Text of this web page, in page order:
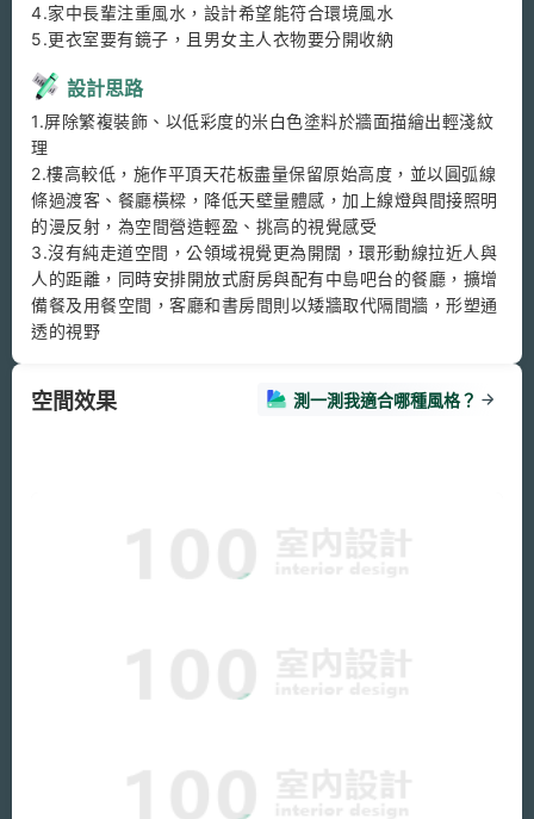
4.家中長輩注重風水，設計希望能符合環境風水
5.更衣室要有鏡子，且男女主人衣物要分開收納
設計思路
1.屏除繁複裝飾、以低彩度的米白色塗料於牆面描繪出輕淺紋
理
2.樓高較低，施作平頂天花板盡量保留原始高度，並以圓弧線
條過渡客、餐廳橫樑，降低天壁量體感，加上線燈與間接照明
的漫反射，為空間營造輕盈、挑高的視覺感受
3.沒有純走道空間，公領域視覺更為開闊，環形動線拉近人與
人的距離，同時安排開放式廚房與配有中島吧台的餐廳，擴增
備餐及用餐空間，客廳和書房間則以矮牆取代隔間牆，形塑通
透的視野
空間效果 測一測我適合哪種風格？